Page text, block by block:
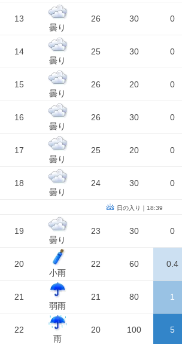
13
曇り
26 30 0
14
曇り
25 30 0
15
曇り
26 20 0
16
曇り
26 30 0
17
曇り
25 20 0
18
曇り
24 30 0
日の入り｜18:39
19
曇り
23 30 0
20
小雨
22 60 0.4
21
弱雨
21 80 1
22
雨
20 100 5